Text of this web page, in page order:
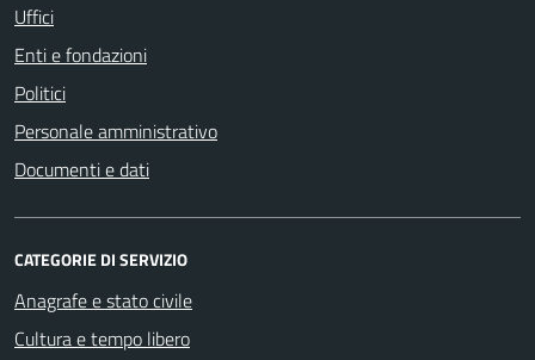
Uffici
Enti e fondazioni
Politici
Personale amministrativo
Documenti e dati
CATEGORIE DI SERVIZIO
Anagrafe e stato civile
Cultura e tempo libero